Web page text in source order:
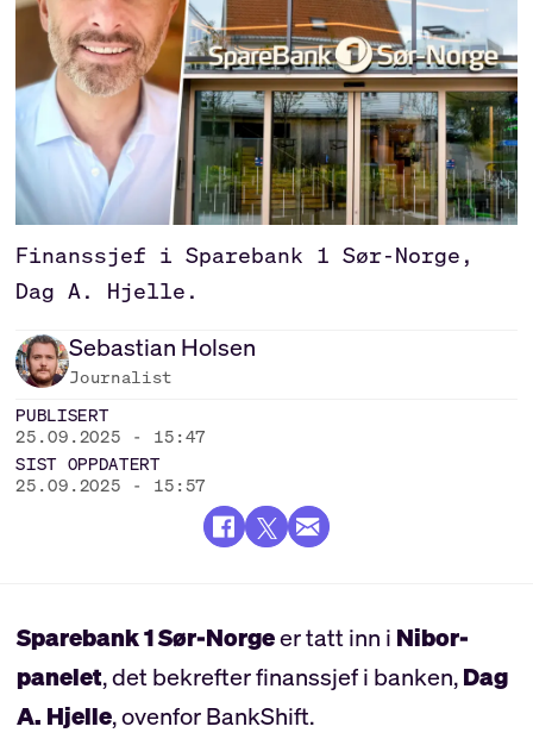
Finanssjef i Sparebank 1 Sør-Norge,
Dag A. Hjelle.
Sebastian Holsen
Journalist
PUBLISERT
25.09.2025 - 15:47
SIST OPPDATERT
25.09.2025 - 15:57
Sparebank 1 Sør-Norgeer tatt inn i Nibor-
panelet, det bekrefter finanssjef i banken,Dag
A. Hjelle, ovenfor BankShift.